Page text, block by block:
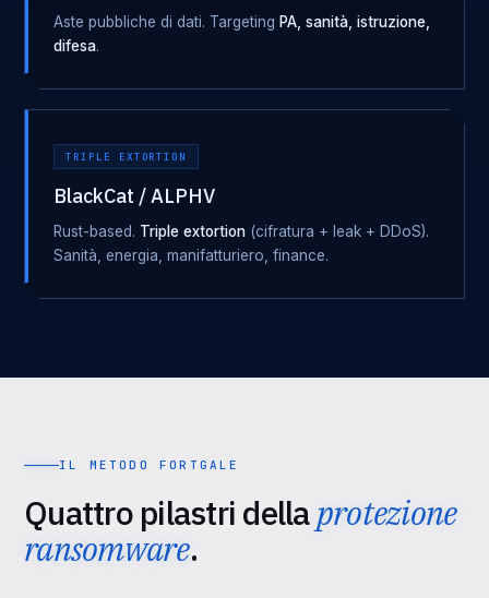
Aste pubbliche di dati. Targeting PA, sanità, istruzione,
difesa.
TRIPLE EXTORTION
BlackCat / ALPHV
Rust-based. Triple extortion (cifratura + leak + DDoS).
Sanità, energia, manifatturiero, finance.
IL METODO FORTGALE
Quattro pilastri dellaprotezione
ransomware.